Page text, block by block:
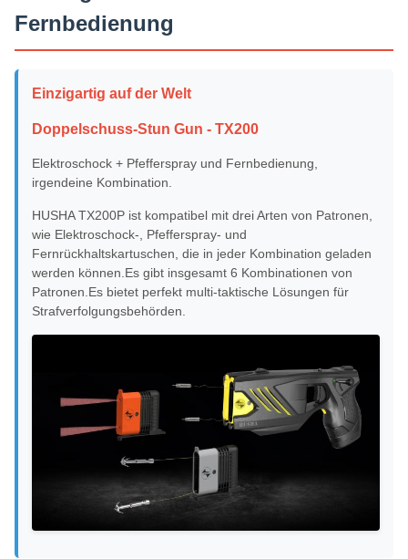
Fernbedienung
Einzigartig auf der Welt
Doppelschuss-Stun Gun - TX200
Elektroschock + Pfefferspray und Fernbedienung,
irgendeine Kombination.
HUSHA TX200P ist kompatibel mit drei Arten von Patronen,
wie Elektroschock-, Pfefferspray- und
Fernrückhaltskartuschen, die in jeder Kombination geladen
werden können.Es gibt insgesamt 6 Kombinationen von
Patronen.Es bietet perfekt multi-taktische Lösungen für
Strafverfolgungsbehörden.